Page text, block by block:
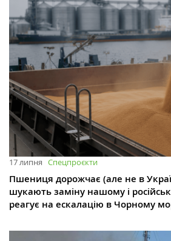
17 липня Спецпроєкти
Пшениця дорожчає (але не в
шукають заміну нашому і
реагує на ескалацію в Чорному